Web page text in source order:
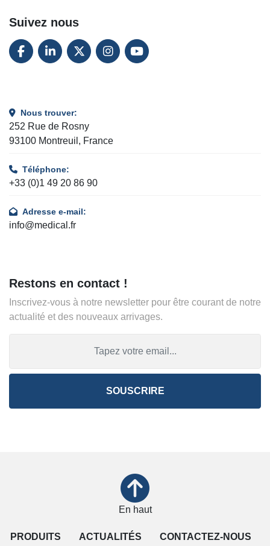
Suivez nous
FACEBOOK
LINKEDINTWITTERINSTAGRAM
YOUTUBE
Nous trouver:
252 Rue de Rosny
93100 Montreuil, France
Téléphone:
+33 (0)1 49 20 86 90
Adresse e-mail:
info@medical.fr
Restons en contact !
Inscrivez-vous à notre newsletter pour être courant de notre
actualité et des nouveaux arrivages.
SOUSCRIRE
PRODUITS ACTUALITÉS CONTACTEZ-NOUS
En haut